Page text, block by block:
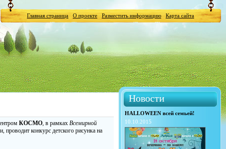
Главная страница О проекте Разместить информацию Карта сайта
КОСМО, в рамках Всемирной
проводит конкурс детского рисунка на
Новости
HALLOWEEN всей семьей!
10.10.2015